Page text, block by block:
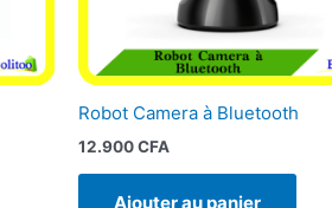
Robot Camera à Bluetooth
12.900CFA
Ajouter au panier